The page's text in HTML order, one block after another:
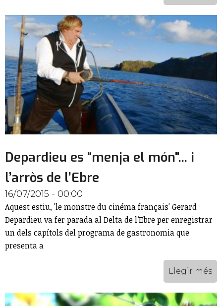
Depardieu es “menja el món"... i
l’arròs de l’Ebre
16/07/2015 - 00:00
Aquest estiu, 'le monstre du cinéma français' Gerard
Depardieu va fer parada al Delta de l’Ebre per enregistrar
un dels capítols del programa de gastronomia que
presenta a
Llegir més